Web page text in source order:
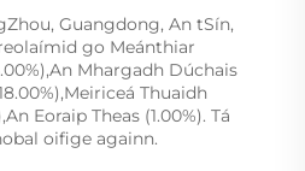
Guangdong, An tSín,
go Meánthiar
Mhargadh Dúchais
Thuaidh
Eoraip Theas (1.00%). Tá
oifige againn.